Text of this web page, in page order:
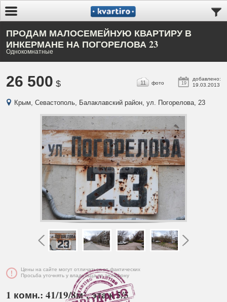
ПРОДАМ МАЛОСЕМЕЙНУЮ КВАРТИРУ В
ИНКЕРМАНЕ НА ПОГОРЕЛОВА 23
Однокомнатные
26 500 $ 19
добавлено:
19.03.2013
11 фото
Крым, Севастополь, Балаклавский район, ул. Погорелова, 23
Цены на сайте могут отличаться от фактических
Просьба уточнять у владельца по телефону
1 комн.: 41/19/8м², этаж 5/5